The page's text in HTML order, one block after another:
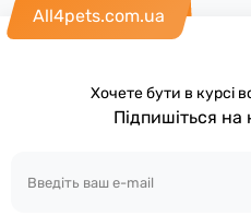
All4pets.com.ua
Хочете бути в курсі
Підпишіться